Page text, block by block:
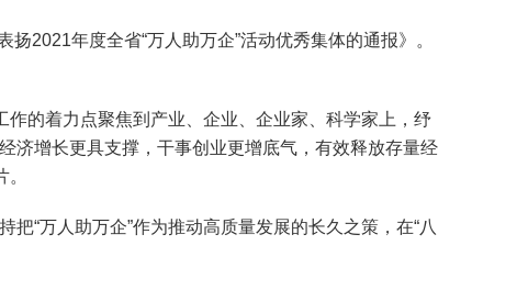
2021年度全省“万人助万企”活动优秀集体的通报》。
的着力点聚焦到产业、企业、企业家、科学家上，纾
济增长更具支撑，干事创业更增底气，有效释放存量经
“万人助万企”作为推动高质量发展的长久之策，在“八